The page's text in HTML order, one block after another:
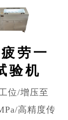
劳一
验机
位/增压至
高精度传